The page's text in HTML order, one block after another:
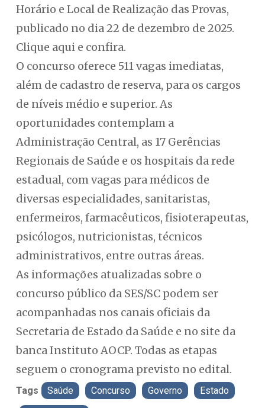
Horário e Local de Realização das Provas,
publicado no dia 22 de dezembro de 2025.
Clique aqui e confira.
O concurso oferece 511 vagas imediatas,
além de cadastro de reserva, para os cargos
de níveis médio e superior. As
oportunidades contemplam a
Administração Central, as 17 Gerências
Regionais de Saúde e os hospitais da rede
estadual, com vagas para médicos de
diversas especialidades, sanitaristas,
enfermeiros, farmacêuticos, fisioterapeutas,
psicólogos, nutricionistas, técnicos
administrativos, entre outras áreas.
As informações atualizadas sobre o
concurso público da SES/SC podem ser
acompanhadas nos canais oficiais da
Secretaria de Estado da Saúde e no site da
banca Instituto AOCP. Todas as etapas
seguem o cronograma previsto no edital.
Tags Saúde Concurso Governo Estado